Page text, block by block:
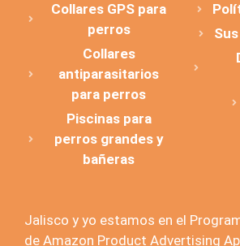
Collares GPS para
perros
Collares
antiparasitarios
para perros
Piscinas para
perros grandes y
bañeras
Jalisco y yo estamos en el
de Amazon Product Advertising